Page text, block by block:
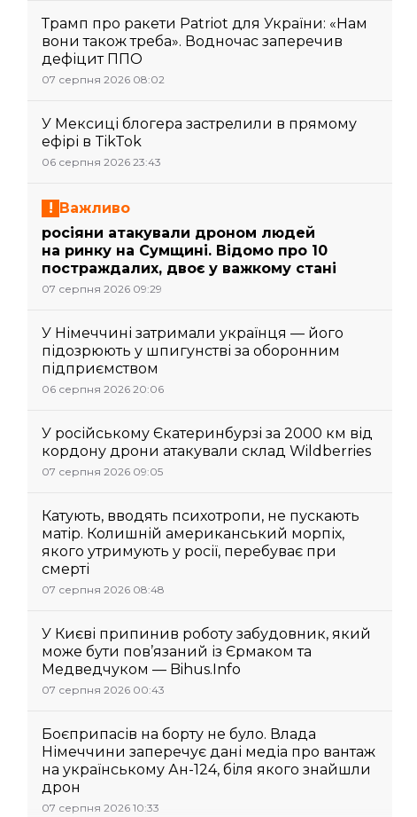
Трамп про ракети Patriot для України: «Нам
вони також треба». Водночас заперечив
дефіцит ППО
07 серпня 2026 08:02
У Мексиці блогера застрелили в прямому
ефірі в TikTok
06 серпня 2026 23:43
Важливо
росіяни атакували дроном людей
на ринку на Сумщині. Відомо про 10
постраждалих, двоє у важкому стані
07 серпня 2026 09:29
У Німеччині затримали українця — його
підозрюють у шпигунстві за оборонним
підприємством
06 серпня 2026 20:06
У російському Єкатеринбурзі за 2000 км від
кордону дрони атакували склад Wildberries
07 серпня 2026 09:05
Катують, вводять психотропи, не пускають
матір. Колишній американський морпіх,
якого утримують у росії, перебуває при
смерті
07 серпня 2026 08:48
У Києві припинив роботу забудовник, який
може бути пов’язаний із Єрмаком та
Медведчуком — Bihus.Info
07 серпня 2026 00:43
Боєприпасів на борту не було. Влада
Німеччини заперечує дані медіа про вантаж
на українському Ан-124, біля якого знайшли
дрон
07 серпня 2026 10:33